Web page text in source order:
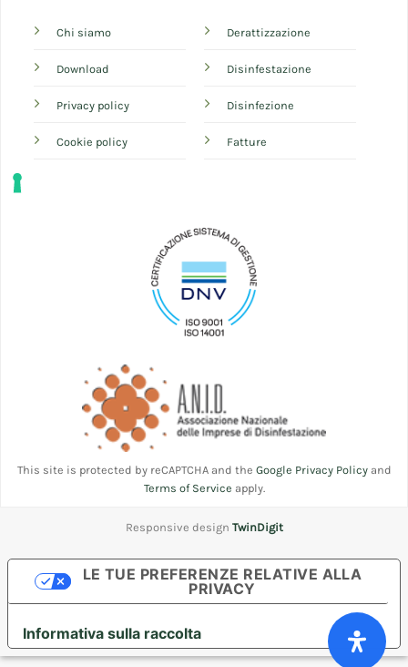
Chi siamo
Download
Privacy policy
Cookie policy
Derattizzazione
Disinfestazione
Disinfezione
Fatture
This site is protected by reCAPTCHA and the Google Privacy Policyand
Terms of Service apply.
Responsive design TwinDigit
Informativa sulla raccolta
LE TUE PREFERENZE RELATIVE ALLA
PRIVACY